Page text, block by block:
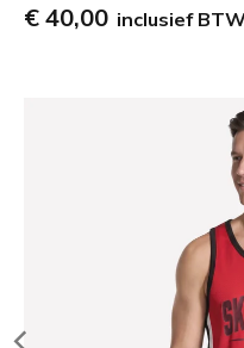
€ 40,00 inclusief